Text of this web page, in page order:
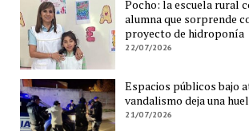
Pocho: la escuela rural
alumna que sorprende
proyecto de hidroponía
22/07/2026
Espacios públicos bajo
vandalismo deja una
21/07/2026